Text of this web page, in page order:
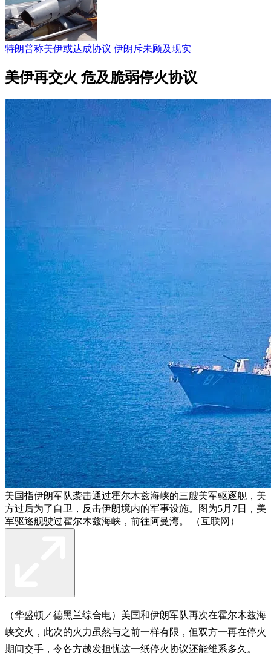
特朗普称美伊或达成协议 伊朗斥未顾及现实
美伊再交火 危及脆弱停火协议
美国指伊朗军队袭击通过霍尔木兹海峡的三艘美军驱逐舰，美
方过后为了自卫，反击伊朗境内的军事设施。图为5月7日，美
军驱逐舰驶过霍尔木兹海峡，前往阿曼湾。 （互联网）
（华盛顿／德黑兰综合电）美国和伊朗军队再次在霍尔木兹海
峡交火，此次的火力虽然与之前一样有限，但双方一再在停火
期间交手，令各方越发担忧这一纸停火协议还能维系多久。